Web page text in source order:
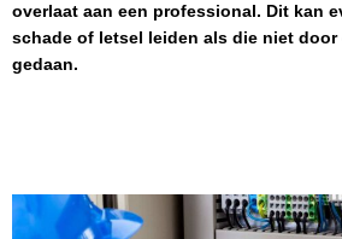
overlaat aan een professional. Dit kan
schade of letsel leiden als die niet door
gedaan.